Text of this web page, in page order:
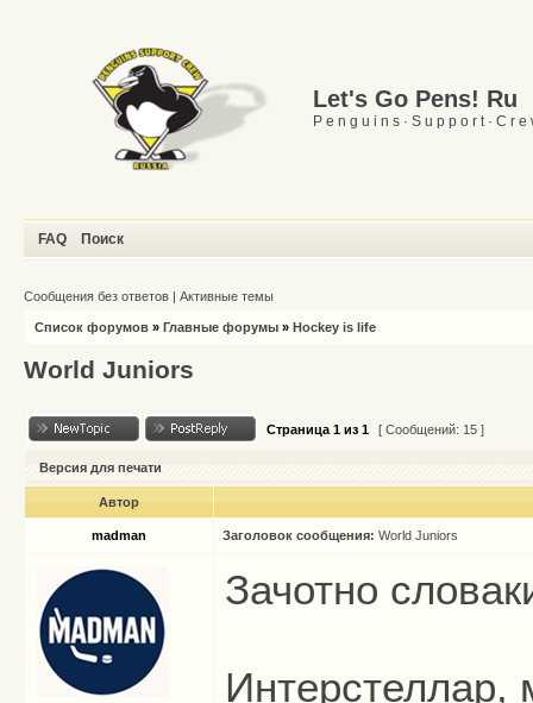
Let's Go Pens! Ru
P e n g u i n s · S u p p o r t · C r e
FAQ Поиск
Сообщения без ответов | Активные темы
Список форумов » Главные форумы » Hockey is life
World Juniors
Страница 1 из 1 [ Сообщений: 15 ]
Версия для печати
Автор
madman Заголовок сообщения: World Juniors
Зачотно
Интерстеллар,